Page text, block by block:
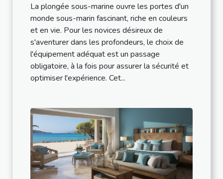
La plongée sous-marine ouvre les portes d'un
monde sous-marin fascinant, riche en couleurs
et en vie. Pour les novices désireux de
s'aventurer dans les profondeurs, le choix de
l'équipement adéquat est un passage
obligatoire, à la fois pour assurer la sécurité et
optimiser l'expérience. Cet...